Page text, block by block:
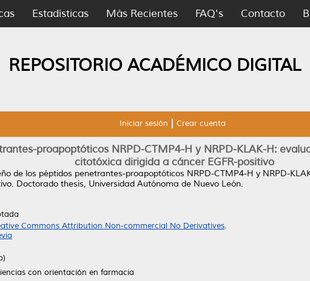
Estadísticas Más Recientes FAQ's Contacto
REPOSITORIO ACADÉMICO DIGITAL
Iniciar sesión Crear cuenta
proapoptóticos NRPD-CTMP4-H y NRPD-KLAK-H:
citotóxica dirigida a cáncer EGFR-positivo
de los péptidos penetrantes-proapoptóticos NRPD-CTMP4-H y NRPD-
Doctorado thesis, Universidad Autónoma de Nuevo León.
Commons Attribution Non-commercial No Derivatives.
con orientación en farmacia